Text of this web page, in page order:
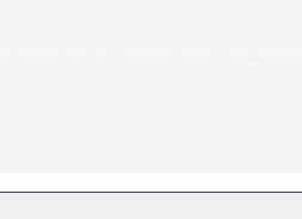
badeværelse med bruser samt